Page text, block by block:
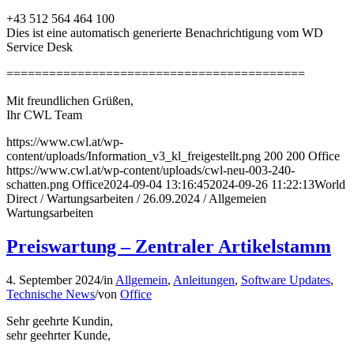
+43 512 564 464 100
Dies ist eine automatisch generierte Benachrichtigung vom WD
Service Desk
==========================================
Mit freundlichen Grüßen,
Ihr CWL Team
https://www.cwl.at/wp-
content/uploads/Information_v3_kl_freigestellt.png 200 200 Office
https://www.cwl.at/wp-content/uploads/cwl-neu-003-240-
schatten.png Office2024-09-04 13:16:452024-09-26 11:22:13World
Direct / Wartungsarbeiten / 26.09.2024 / Allgemeien
Wartungsarbeiten
Preiswartung – Zentraler Artikelstamm
4. September 2024/in Allgemein, Anleitungen, Software Updates,
Technische News/von Office
Sehr geehrte Kundin,
sehr geehrter Kunde,